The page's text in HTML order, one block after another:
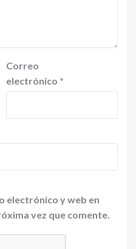
Correo
electrónico *
electrónico y web en
vez que comente.